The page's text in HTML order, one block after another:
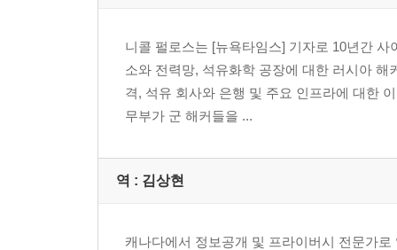
니콜 펄로스는 [뉴욕타임스] 기자로 10년간
소와 전력망, 석유화학 공장에 대한 러시아
격, 석유 회사와 은행 및 주요 인프라에 대한
무부가 군 해커들을 ...
역 : 김상현
캐나다에서 정보공개 및 프라이버시 전문가